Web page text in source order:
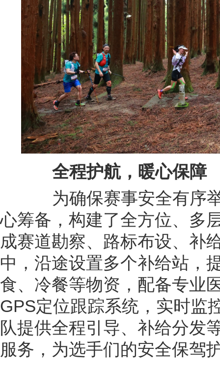
全程护航，暖心保障
为确保赛事安全有序举
心筹备，构建了全方位、多
成赛道勘察、路标布设、补
中，沿途设置多个补给站，
食、冷餐等物资，配备专业
GPS定位跟踪系统，实时监
队提供全程引导、补给分发
服务，为选手们的安全保驾